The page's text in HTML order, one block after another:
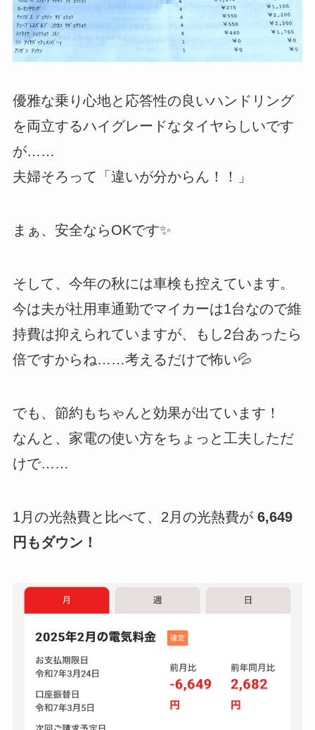
優雅な乗り心地と応答性の良いハンドリング
を両立するハイグレードなタイヤらしいです
が……
夫婦そろって「違いが分からん！！」
まぁ、安全ならOKです✨
そして、今年の秋には車検も控えています。
今は夫が社用車通勤でマイカーは1台なので維
持費は抑えられていますが、もし2台あったら
倍ですからね……考えるだけで怖い💦
でも、節約もちゃんと効果が出ています！
なんと、家電の使い方をちょっと工夫しただ
けで……
1月の光熱費と比べて、2月の光熱費が 6,649
円もダウン！